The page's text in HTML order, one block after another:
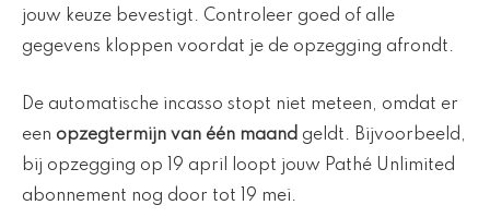
jouw keuze bevestigt. Controleer goed of alle
gegevens kloppen voordat je de opzegging afrondt.
De automatische incasso stopt niet meteen, omdat er
een opzegtermijn van één maand geldt. Bijvoorbeeld,
bij opzegging op 19 april loopt jouw Pathé Unlimited
abonnement nog door tot 19 mei.